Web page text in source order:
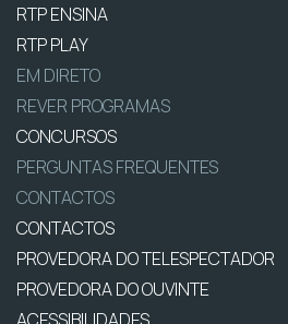
RTP ENSINA
RTP PLAY
EM DIRETO
REVER PROGRAMAS
CONCURSOS
PERGUNTAS FREQUENTES
CONTACTOS
CONTACTOS
PROVEDORA DO TELESPECTADOR
PROVEDORA DO OUVINTE